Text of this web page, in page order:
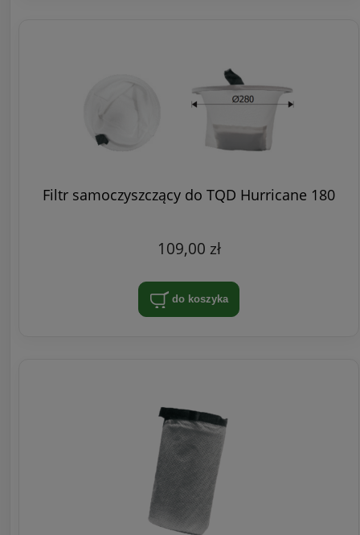
Filtr samoczyszczący do TQD Hurricane 180
109,00 zł
do koszyka